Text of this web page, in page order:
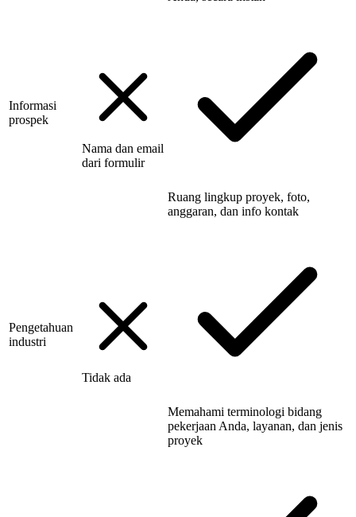
Informasi
prospek
Nama dan email
dari formulir
Ruang lingkup proyek, foto,
anggaran, dan info kontak
Pengetahuan
industri
Tidak ada
Memahami terminologi bidang
pekerjaan Anda, layanan, dan jenis
proyek